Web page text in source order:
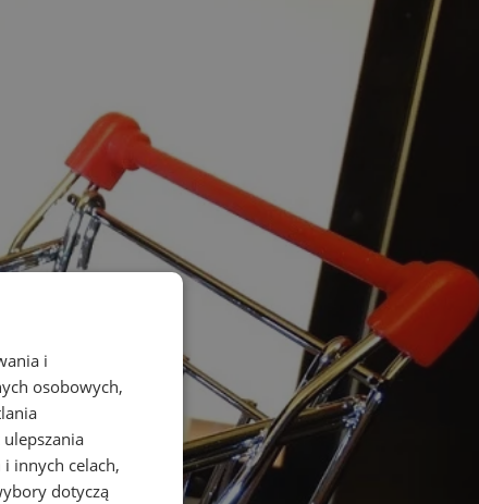
i
osobowych,
innych celach,
dotyczą